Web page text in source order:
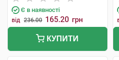
Є в наявності
від 236.00 165.20 грн
КУПИТИ